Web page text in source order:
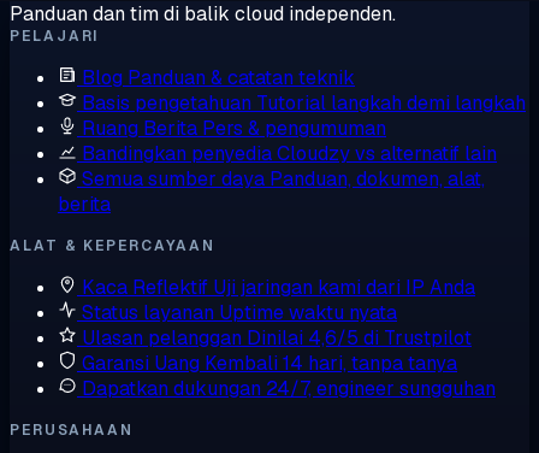
Panduan dan tim di balik cloud independen.
PELAJARI
Blog Panduan & catatan teknik
Basis pengetahuan Tutorial langkah demi langkah
Ruang Berita Pers & pengumuman
Bandingkan penyediaCloudzy vs alternatif lain
Semua sumber daya Panduan, dokumen, alat,
berita
ALAT & KEPERCAYAAN
Kaca Reflektif Uji jaringan kami dari IP Anda
Status layanan Uptime waktu nyata
Ulasan pelanggan Dinilai 4,6/5 di Trustpilot
Garansi Uang Kembali 14 hari, tanpa tanya
Dapatkan dukungan 24/7, engineer sungguhan
PERUSAHAAN